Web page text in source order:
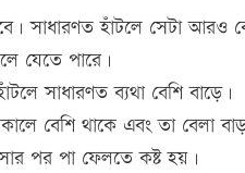
সাধারণত হাঁটলে সেটা আরও
যেতে পারে।
সাধারণত ব্যথা বেশি বাড়ে।
বেশি থাকে এবং তা বেলা
পর পা ফেলতে কষ্ট হয়।